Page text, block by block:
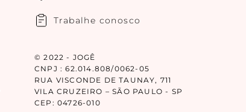
Trabalhe conosco
© 2022 - JOGÊ
CNPJ : 62.014.808/0062-05
RUA VISCONDE DE TAUNAY, 711
VILA CRUZEIRO – SÃO PAULO - SP
CEP: 04726-010